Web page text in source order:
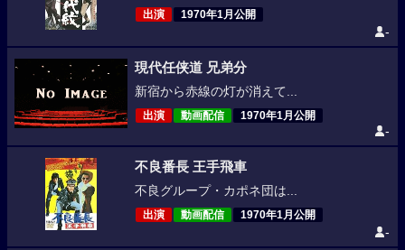
出演 1970年1月公開
-
現代任侠道 兄弟分
新宿から赤線の灯が消えて...
出演 動画配信 1970年1月公開
-
不良番長 王手飛車
不良グループ・カポネ団は...
出演 動画配信 1970年1月公開
-